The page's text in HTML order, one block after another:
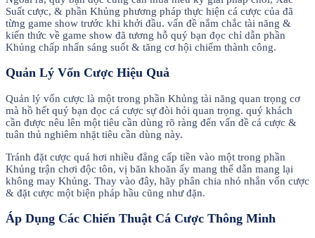
Suất cược, & phần Khủng phương pháp thực hiện cá cược của đã
từng game show trước khi khởi đầu. vấn đề nắm chắc tài năng &
kiến thức về game show đã tương hỗ quý bạn đọc chỉ dẫn phần
Khủng chấp nhấn sáng suốt & tăng cơ hội chiếm thành công.
Quản Lý Vốn Cược Hiệu Quả
Quản lý vốn cược là một trong phần Khủng tài năng quan trọng cơ
mà hồ hết quý bạn đọc cá cược sự đòi hỏi quan trọng. quý khách
cần được nêu lên một tiêu cần dùng rõ ràng đến vấn đề cá cược &
tuân thủ nghiêm nhặt tiêu cần dùng này.
Tránh đặt cược quá hơi nhiều đẳng cấp tiền vào một trong phần
Khủng trận chơi độc tôn, vị băn khoăn ấy mang thể dẫn mang lại
không may Khủng. Thay vào đây, hãy phân chia nhỏ nhắn vốn cược
& đặt cược một biện pháp hầu cũng như đặn.
Áp Dụng Các Chiến Thuật Cá Cược Thông Minh